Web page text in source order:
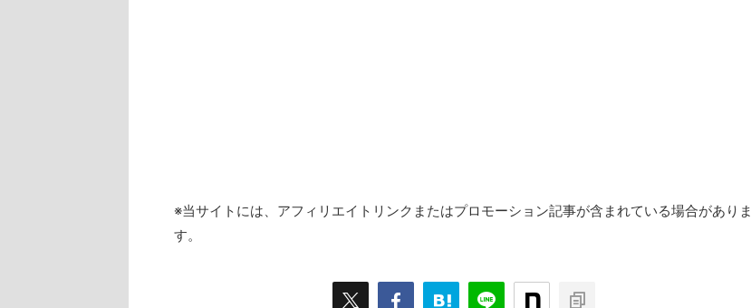
※当サイトには、アフィリエイトリンクまたはプロモーション記事が含まれている場合がありま
す。